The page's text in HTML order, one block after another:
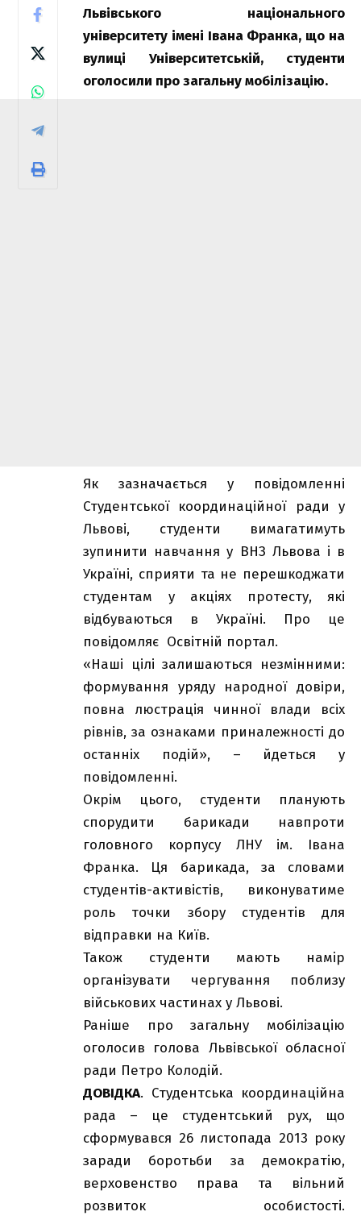
Львівського національного
університету імені Івана Франка, що на
вулиці Університетській, студенти
оголосили про загальну мобілізацію.
Як зазначається у повідомленні
Студентської координаційної ради у
Львові, студенти вимагатимуть
зупинити навчання у ВНЗ Львова і в
Україні, сприяти та не перешкоджати
студентам у акціях протесту, які
відбуваються в Україні. Про це
повідомляє Освітній портал.
«Наші цілі залишаються незмінними:
формування уряду народної довіри,
повна люстрація чинної влади всіх
рівнів, за ознаками приналежності до
останніх подій», – йдеться у
повідомленні.
Окрім цього, студенти планують
спорудити барикади навпроти
головного корпусу ЛНУ ім. Івана
Франка. Ця барикада, за словами
студентів-активістів, виконуватиме
роль точки збору студентів для
відправки на Київ.
Також студенти мають намір
організувати чергування поблизу
військових частинах у Львові.
Раніше про загальну мобілізацію
оголосив голова Львівської обласної
ради Петро Колодій.
ДОВІДКА. Студентська координаційна
рада – це студентський рух, що
сформувався 26 листопада 2013 року
заради боротьби за демократію,
верховенство права та вільний
розвиток особистості.